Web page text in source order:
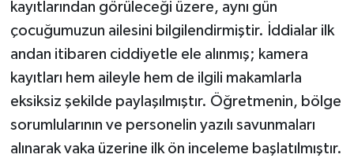
kayıtlarından görüleceği üzere, aynı gün
çocuğumuzun ailesini bilgilendirmiştir. İddialar ilk
andan itibaren ciddiyetle ele alınmış; kamera
kayıtları hem aileyle hem de ilgili makamlarla
eksiksiz şekilde paylaşılmıştır. Öğretmenin, bölge
sorumlularının ve personelin yazılı savunmaları
alınarak vaka üzerine ilk ön inceleme başlatılmıştır.